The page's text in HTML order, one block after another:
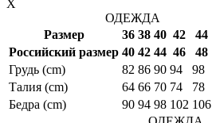
X
ОДЕЖДА
Размер
36 38 40 42 44
Российский размер 40 42 44 46 48
Грудь (cm)
82 86 90 94 98
Талия (cm)
64 66 70 74 78
Бедра (cm)
90 94 98 102 106